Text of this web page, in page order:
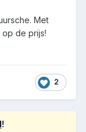
Met
de prijs!
2
!